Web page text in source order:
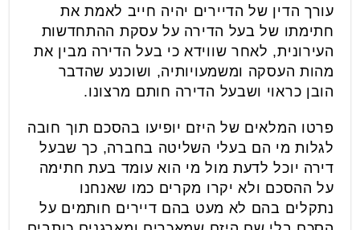
עורך הדין של הדיירים יהיה חייב לאמת את
חתימתו של בעל הדירה על עסקת ההתחדשות
העירונית, לאחר שווידא כי בעל הדירה מבין את
מהות העסקה ומשמעויותיה, ושוכנע שהדבר
הובן כראוי ושבעל הדירה חותם מרצונו.
פרטו המלאים של היזם יופיעו בהסכם תוך חובה
לגלות מי הם בעלי השליטה בחברה, כך שבעל
דירה יוכל לדעת מול מי הוא עומד בעת חתימה
על ההסכם ולא יקרו מקרים כמו שאנחנו
נתקלים בהם לא מעט בהם דיירים חותמים על